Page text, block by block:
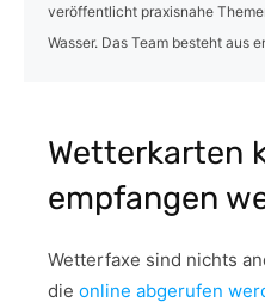
veröffentlicht praxisnahe
Wasser. Das Team besteht aus
Wetterkarten
empfangen
Wetterfaxe sind nichts
die online abgerufen